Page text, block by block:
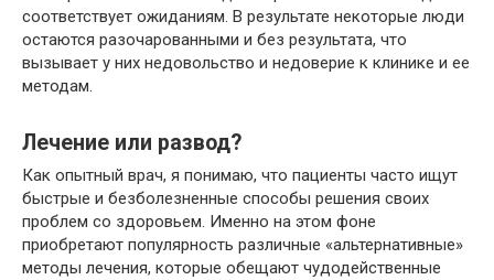
соответствует ожиданиям. В результате некоторые люди
остаются разочарованными и без результата, что
вызывает у них недовольство и недоверие к клинике и ее
методам.
Лечение или развод?
Как опытный врач, я понимаю, что пациенты часто ищут
быстрые и безболезненные способы решения своих
проблем со здоровьем. Именно на этом фоне
приобретают популярность различные «альтернативные»
методы лечения, которые обещают чудодейственные